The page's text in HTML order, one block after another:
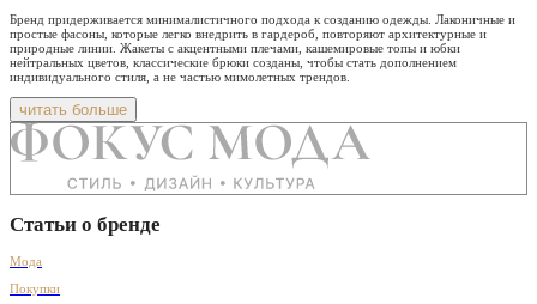
Бренд придерживается минималистичного подхода к созданию одежды. Лаконичные и
простые фасоны, которые легко внедрить в гардероб, повторяют архитектурные и
природные линии. Жакеты с акцентными плечами, кашемировые топы и юбки
нейтральных цветов, классические брюки созданы, чтобы стать дополнением
индивидуального стиля, а не частью мимолетных трендов.
читать больше
Статьи о бренде
Мода
Покупки